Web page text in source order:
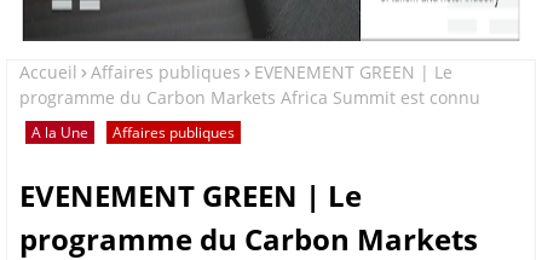
Accueil Affaires publiques
EVENEMENT GREEN | Le
programme du Carbon Markets Africa Summit est connu
A la Une Affaires publiques
EVENEMENT GREEN | Le
programme du Carbon Markets